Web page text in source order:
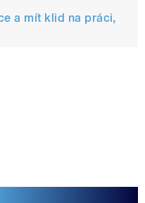
a mít klid na práci,